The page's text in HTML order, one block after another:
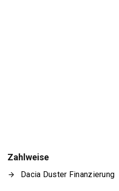
Zahlweise
Dacia Duster Finanzierung